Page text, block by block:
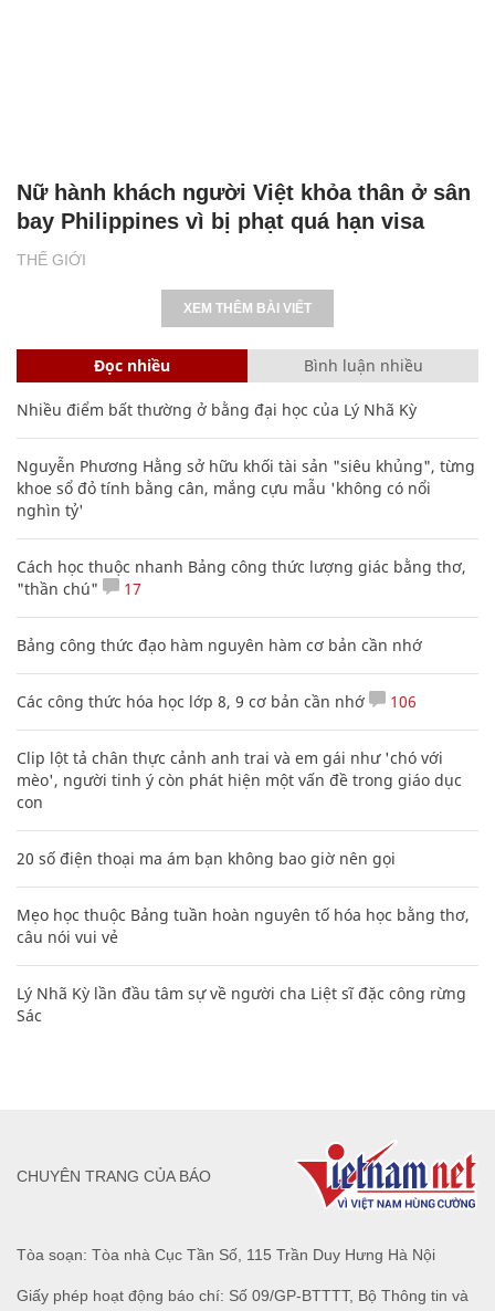
THẾ GIỚI
Nữ hành khách người Việt khỏa thân ở sân
bay Philippines vì bị phạt quá hạn visa
XEM THÊM BÀI VIẾT
Đọc nhiều Bình luận nhiều
Nhiều điểm bất thường ở bằng đại học của Lý Nhã Kỳ
Nguyễn Phương Hằng sở hữu khối tài sản "siêu khủng", từng
khoe sổ đỏ tính bằng cân, mắng cựu mẫu 'không có nổi
nghìn tỷ'
Cách học thuộc nhanh Bảng công thức lượng giác bằng thơ,
"thần chú"
17
Bảng công thức đạo hàm nguyên hàm cơ bản cần nhớ
Các công thức hóa học lớp 8, 9 cơ bản cần nhớ 106
Clip lột tả chân thực cảnh anh trai và em gái như 'chó với
mèo', người tinh ý còn phát hiện một vấn đề trong giáo dục
con
20 số điện thoại ma ám bạn không bao giờ nên gọi
Mẹo học thuộc Bảng tuần hoàn nguyên tố hóa học bằng thơ,
câu nói vui vẻ
Lý Nhã Kỳ lần đầu tâm sự về người cha Liệt sĩ đặc công rừng
Sác
Tòa soạn: Tòa nhà Cục Tần Số, 115 Trần Duy Hưng Hà Nội
Giấy phép hoạt động báo chí: Số 09/GP-BTTTT, Bộ Thông tin và
CHUYÊN TRANG CỦA BÁO